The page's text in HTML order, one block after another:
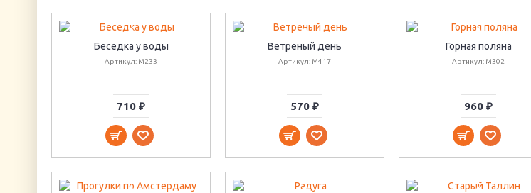
Беседка у воды
Артикул: M233
710 ₽
Ветреный день
Артикул: M417
570 ₽
Горная поляна
Артикул: M302
960 ₽